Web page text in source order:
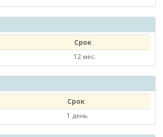
Срок
12 мес.
Срок
1 день